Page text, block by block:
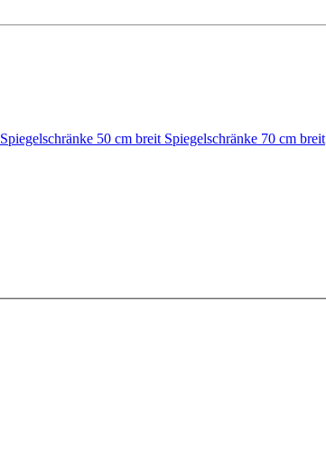
Spiegelschränke 50 cm breit Spiegelschränke 70 cm breit